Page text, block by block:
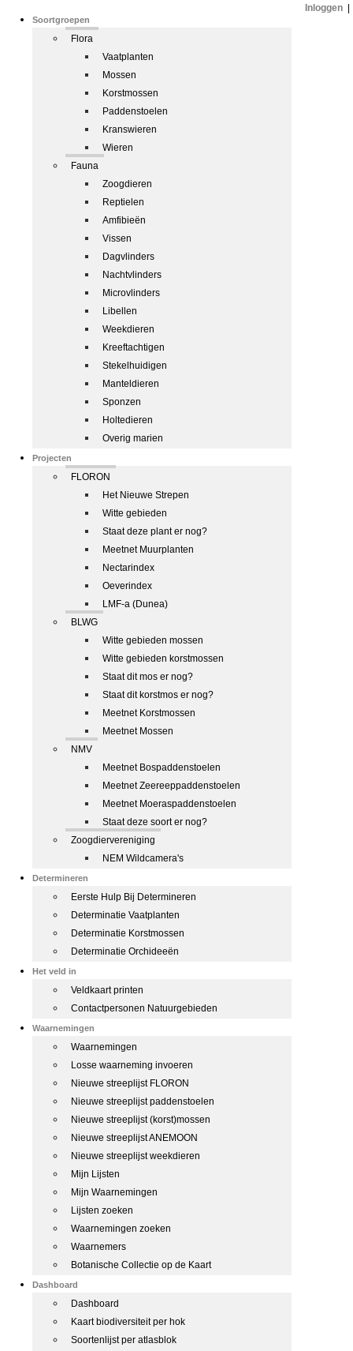
Soortgroepen
Flora
Vaatplanten
Mossen
Korstmossen
Paddenstoelen
Kranswieren
Wieren
Fauna
Zoogdieren
Reptielen
Amfibieën
Vissen
Dagvlinders
Nachtvlinders
Microvlinders
Libellen
Weekdieren
Kreeftachtigen
Stekelhuidigen
Manteldieren
Sponzen
Holtedieren
Overig marien
Projecten
FLORON
Het Nieuwe Strepen
Witte gebieden
Staat deze plant er nog?
Meetnet Muurplanten
Nectarindex
Oeverindex
LMF-a (Dunea)
BLWG
Witte gebieden mossen
Witte gebieden korstmossen
Staat dit mos er nog?
Staat dit korstmos er nog?
Meetnet Korstmossen
Meetnet Mossen
NMV
Meetnet Bospaddenstoelen
Meetnet Zeereeppaddenstoelen
Meetnet Moeraspaddenstoelen
Staat deze soort er nog?
Zoogdiervereniging
NEM Wildcamera's
Determineren
Eerste Hulp Bij Determineren
Determinatie Vaatplanten
Determinatie Korstmossen
Determinatie Orchideeën
Het veld in
Veldkaart printen
Contactpersonen Natuurgebieden
Waarnemingen
Waarnemingen
Losse waarneming invoeren
Nieuwe streeplijst FLORON
Nieuwe streeplijst paddenstoelen
Nieuwe streeplijst (korst)mossen
Nieuwe streeplijst ANEMOON
Nieuwe streeplijst weekdieren
Mijn Lijsten
Mijn Waarnemingen
Lijsten zoeken
Waarnemingen zoeken
Waarnemers
Botanische Collectie op de Kaart
Dashboard
Dashboard
Kaart biodiversiteit per hok
Soortenlijst per atlasblok
Inloggen